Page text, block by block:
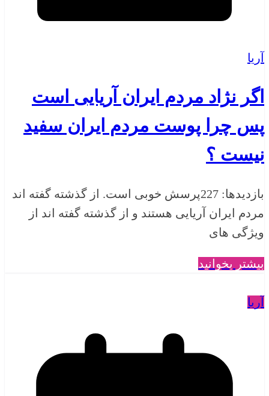
آریا
اگر نژاد مردم ایران آریایی است
پس چرا پوست مردم ایران سفید
نیست ؟
بازدیدها: 227پرسش خوبی است. از گذشته گفته اند
مردم ایران آریایی هستند و از گذشته گفته اند از
ویژگی های
بیشتر بخوانید
آریا